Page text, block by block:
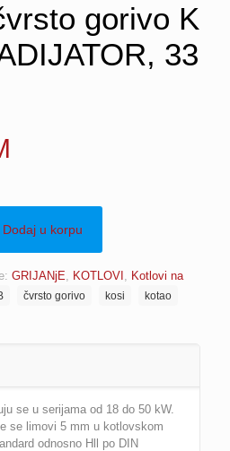
gorivo K
33
Dodaj u korpu
GRIJANjE, KOTLOVI , Kotlovi na
čvrsto gorivo kosi
kotao
se u serijama od 18 do 50 kW.
se limovi 5 mm u kotlovskom
odnosno Hll po DIN